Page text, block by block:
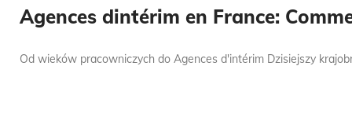
Agences dintérim en France:
Od wieków pracowniczych do Agences d'intérim Dzisiejszy